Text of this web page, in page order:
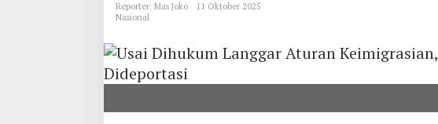
Reporter: Mas Joko
11 Oktober 2025
Nasional